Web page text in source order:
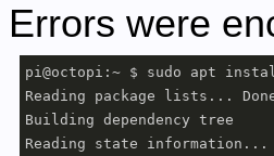
Errors were
pi@octopi:~ $ sudo apt
Reading package lists...
Building dependency
Reading state information...